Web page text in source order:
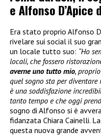
e Alfonso
Era stato proprio Alfonso
rivelare sui social il suo
un locale tutto suo: “Ho
locali, che fossero
averne uno tutto mio,
quel sogno sta per
è una soddisfazione
tanto tempo e che oggi
sogno di Alfonso si è
fidanzata Chiara Cainelli.
questa nuova grande